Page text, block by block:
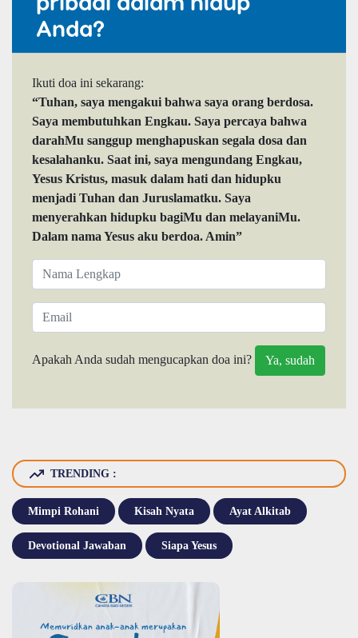
Anda?
Ikuti doa ini sekarang:
“Tuhan, saya mengakui bahwa saya orang berdosa.
Saya membutuhkan Engkau. Saya percaya bahwa
darahMu sanggup menghapuskan segala dosa dan
kesalahanku. Saat ini, saya mengundang Engkau,
Yesus Kristus, masuk dalam hati dan hidupku
menjadi Tuhan dan Juruslamatku. Saya
menyerahkan hidupku bagiMu dan melayaniMu.
Dalam nama Yesus aku berdoa. Amin”
Apakah Anda sudah mengucapkan doa ini?
TRENDING :
Mimpi Rohani Kisah Nyata Ayat Alkitab
Devotional Jawaban Siapa Yesus